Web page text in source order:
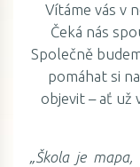
Vítáme vás v
Čeká nás
Společně
pomáhat si
objevit – ať už
„Škola je